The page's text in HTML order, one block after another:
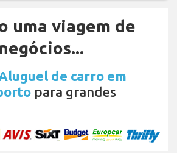
uma viagem de
de carro em
para grandes